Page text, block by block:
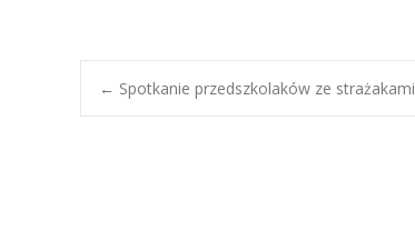
Post
← Spotkanie przedszkolaków ze strażakami